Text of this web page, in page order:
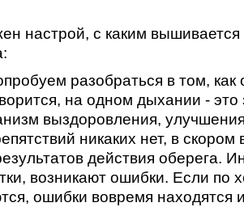
настрой, с каким
разобраться в том, как
на одном дыхании - это
выздоровления,
никаких нет, в
действия оберега.
возникают ошибки. Если по
ошибки вовремя находятся